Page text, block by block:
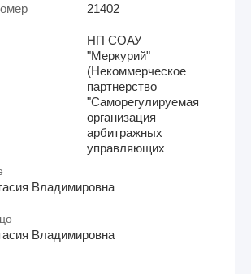
21402
НП СОАУ
"Меркурий"
(Некоммерческое
партнерство
"Саморегулируемая
организация
арбитражных
управляющих
Владимировна
Владимировна